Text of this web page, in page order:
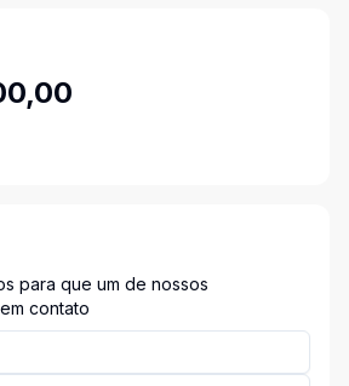
para que um de nossos
contato